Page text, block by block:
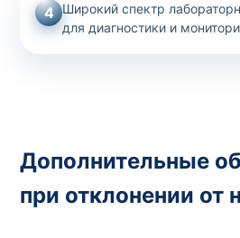
4 Широкий спектр
для диагностики и
Дополнительные
при отклонении от